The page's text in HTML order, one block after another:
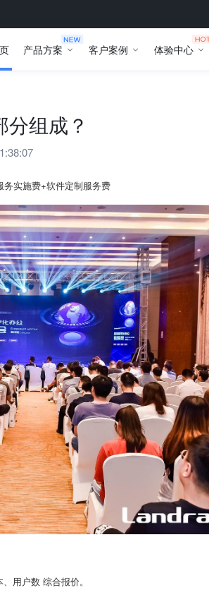
产品方案 客户案例 体验中心
组成？
实施费+软件定制服务费
用户数 综合报价。